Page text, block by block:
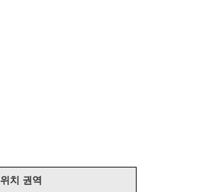
위치 권역